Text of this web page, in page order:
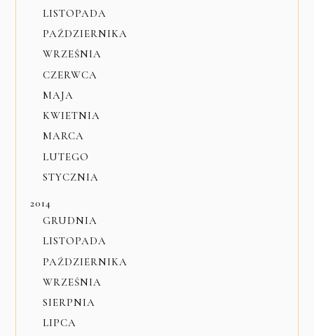
LISTOPADA
PAŹDZIERNIKA
WRZEŚNIA
CZERWCA
MAJA
KWIETNIA
MARCA
LUTEGO
STYCZNIA
2014
GRUDNIA
LISTOPADA
PAŹDZIERNIKA
WRZEŚNIA
SIERPNIA
LIPCA